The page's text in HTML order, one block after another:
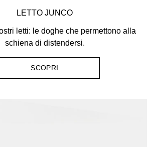
LETTO JUNCO
letti: le doghe che permettono alla
schiena di distendersi.
SCOPRI